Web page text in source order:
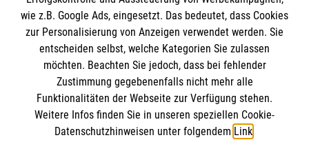
Newsletter abonnieren
wie z.B. Google Ads, eingesetzt. Das bedeutet, dass Cookies
zur Personalisierung von Anzeigen verwendet werden. Sie
entscheiden selbst, welche Kategorien Sie zulassen
möchten. Beachten Sie jedoch, dass bei fehlender
Zustimmung gegebenenfalls nicht mehr alle
Funktionalitäten der Webseite zur Verfügung stehen.
Weitere Infos finden Sie in unseren speziellen Cookie-
Datenschutzhinweisen unter folgendem Link.